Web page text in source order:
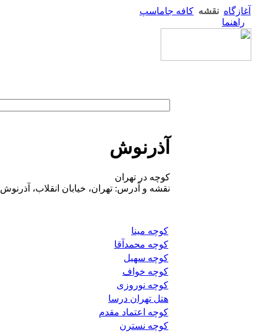
آغازگاه نقشه کافه جاماسپ
راهنما
آذرنوش
کوچه در تهران
نقشه و آدرس: تهران، خیابان انقلاب، آذرنوش
کوچه مینا
کوچه محمدآقا
کوچه سهیل
کوچه خواف
کوچه نوروزی
هتل تهران درسا
کوچه اعتماد مقدم
کوچه نسترن